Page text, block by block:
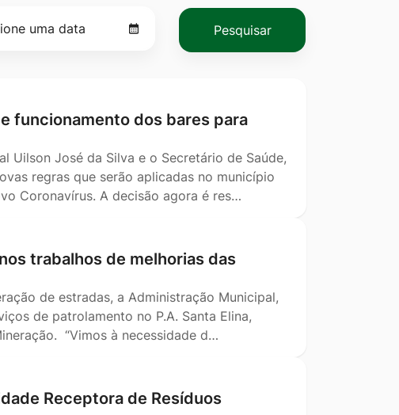
Pesquisar
funcionamento dos bares para
Uilson José da Silva e o Secretário de Saúde,
regras que serão aplicadas no município
Coronavírus. A decisão agora é res…
trabalhos de melhorias das
de estradas, a Administração Municipal,
de patrolamento no P.A. Santa Elina,
“Vimos à necessidade d…
Receptora de Resíduos